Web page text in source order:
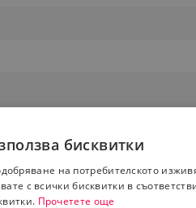
бисквитки
на потребителското
с всички бисквитки в
Прочетете още